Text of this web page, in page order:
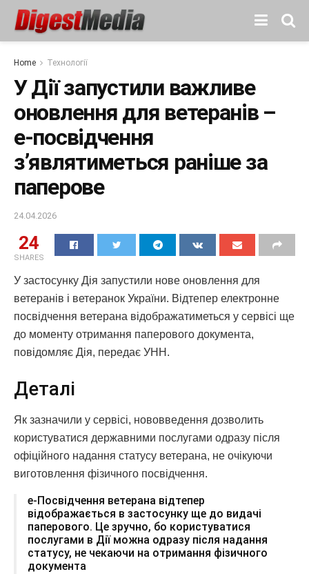
Home Технології
У Дії запустили важливе
оновлення для ветеранів –
е-посвідчення
з’являтиметься раніше за
паперове
24.04.2026
24
SHARES
У застосунку Дія запустили нове оновлення для
ветеранів і ветеранок України. Відтепер електронне
посвідчення ветерана відображатиметься у сервісі ще
до моменту отримання паперового документа,
повідомляє Дія, передає УНН.
Деталі
Як зазначили у сервісі, нововведення дозволить
користуватися державними послугами одразу після
офіційного надання статусу ветерана, не очікуючи
виготовлення фізичного посвідчення.
е-Посвідчення ветерана відтепер
відображається в застосунку ще до видачі
паперового. Це зручно, бо користуватися
послугами в Дії можна одразу після надання
статусу, не чекаючи на отримання фізичного
документа